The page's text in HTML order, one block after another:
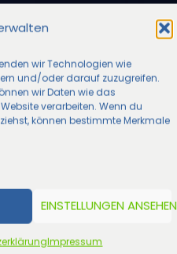
wir Technologien wie
und/oder darauf zuzugreifen.
wir Daten wie das
verarbeiten. Wenn du
können bestimmte Merkmale
EINSTELLUNGEN ANSEHEN
Impressum